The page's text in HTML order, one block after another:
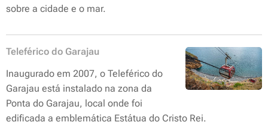
sobre a cidade e o mar.
Teleférico do Garajau
Inaugurado em 2007, o Teleférico do
Garajau está instalado na zona da
Ponta do Garajau, local onde foi
edificada a emblemática Estátua do Cristo Rei.